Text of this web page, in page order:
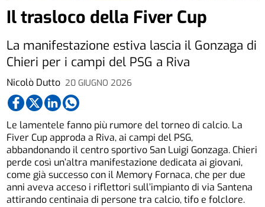
Nicolò Dutto 20 GIUGNO 2026
Il trasloco della Fiver Cup
La manifestazione estiva lascia il Gonzaga di
Chieri per i campi del PSG a Riva
Le lamentele fanno più rumore del torneo di calcio. La
Fiver Cup approda a Riva, ai campi del PSG,
abbandonando il centro sportivo San Luigi Gonzaga. Chieri
perde così un’altra manifestazione dedicata ai giovani,
come già successo con il Memory Fornaca, che per due
anni aveva acceso i riflettori sull’impianto di via Santena
attirando centinaia di persone tra calcio, tifo e folclore.